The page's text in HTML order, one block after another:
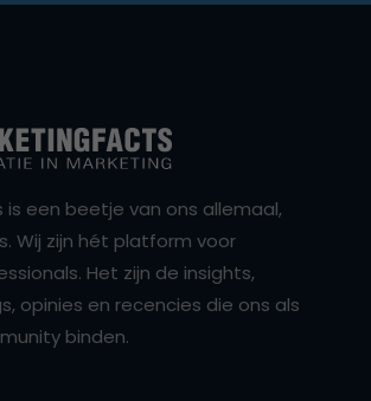
een beetje van ons allemaal,
Wij zijn hét platform voor
Het zijn de insights,
opinies en recencies die ons als
binden.